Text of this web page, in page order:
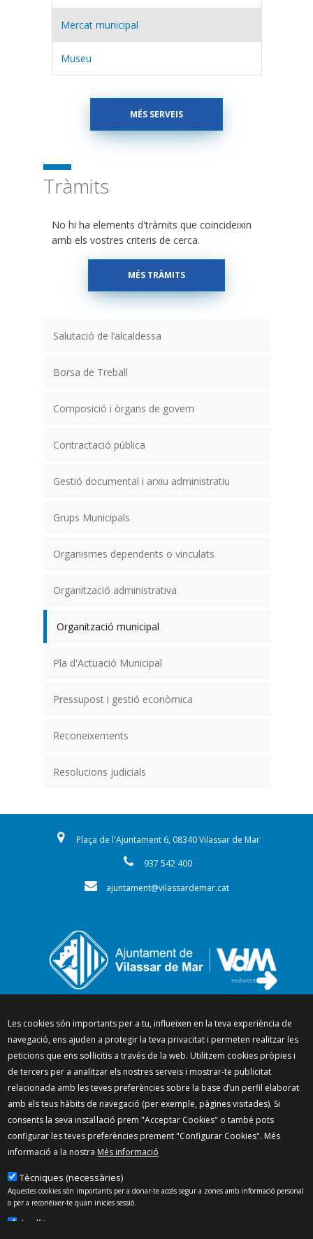
Salutació de l’alcaldessa
Borsa de Treball
Composició i òrgans de govern
Contractació pública
Gestió documental i arxiu administratiu
Grups Municipals
Organismes dependents o vinculats
Organització administrativa
Organització municipal
Pla d'Actuació Municipal
Pressupost i gestió econòmica
Reconeixements
Resolucions judicials
Mercat municipal
Museu
MÉS SERVEIS
Tràmits
No hi ha elements d'tràmits que coincideixin
amb els vostres criteris de cerca.
MÉS TRÀMITS
Plaça de l'Ajuntament 6, 08340 Vilassar de Mar
937 542 400
ajuntament@vilassardemar.cat
Segueix-nos a:
Mapa del lloc
Política de Privacitat
Política de Xarxes Socials
Política de cookies
Protecció de dades
Avís legal
Contacte
Preguntes freqüents
© 2025 - Ajuntament de Vilassar de Mar
Les cookies són importants per a tu, influeixen en la teva experiència de
navegació, ens ajuden a protegir la teva privacitat i permeten realitzar les
peticions que ens sol·licitis a través de la web. Utilitzem cookies pròpies i
de tercers per a analitzar els nostres serveis i mostrar-te publicitat
relacionada amb les teves preferències sobre la base d’un perfil elaborat
amb els teus hàbits de navegació (per exemple, pàgines visitades). Si
consents la seva instal·lació prem "Acceptar Cookies" o també pots
configurar les teves preferències prement "Configurar Cookies". Més
informació a la nostra Més informació
Tècniques (necessàries)
Aquestes cookies són importants per a donar-te accés segur a zones amb informació personal
o per a reconèixer-te quan inicies sessió.
Analítiques